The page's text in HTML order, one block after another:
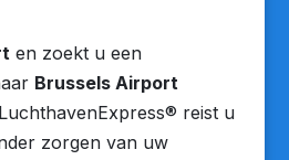
en zoekt u een
Brussels Airport
reist u
zorgen van uw